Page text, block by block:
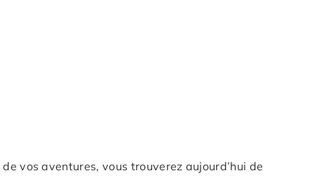
vos aventures, vous trouverez aujourd’hui de